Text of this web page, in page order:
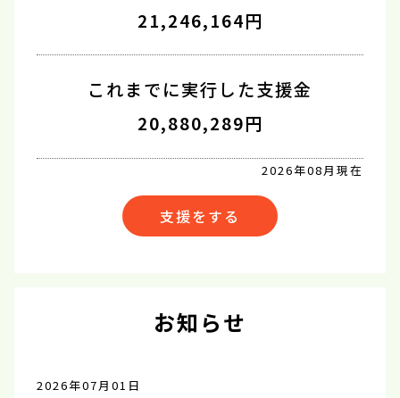
21,246,164円
これまでに実行した支援金
20,880,289円
2026年08月現在
支援をする
お知らせ
2026年07月01日